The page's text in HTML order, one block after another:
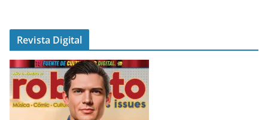
Revista Digital